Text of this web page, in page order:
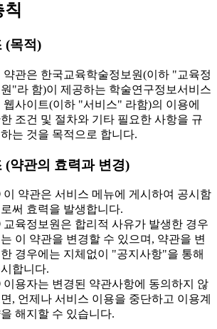
칙
(목적)
약관은 한국교육학술정보원(이하 "교육정
원"라 함)이 제공하는 학술연구정보서비스
웹사이트(이하 "서비스" 라함)의 이용에
조건 및 절차와 기타 필요한 사항을 규
는 것을 목적으로 합니다.
(약관의 효력과 변경)
약관은 서비스 메뉴에 게시하여 공시함
써 효력을 발생합니다.
육정보원은 합리적 사유가 발생한 경우
이 약관을 변경할 수 있으며, 약관을 변
경우에는 지체없이 "공지사항"을 통해
합니다.
용자는 변경된 약관사항에 동의하지 않
, 언제나 서비스 이용을 중단하고 이용계
해지할 수 있습니다.